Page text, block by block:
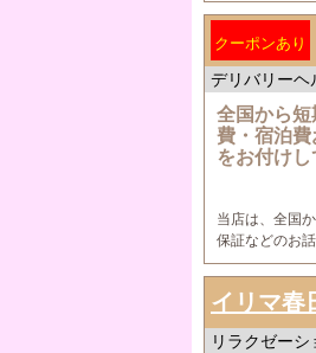
クーポンあり
デリバリーヘ
全国から
費・宿泊
をお付け
当店は、全国
保証などのお
イリマ春
リラクゼー